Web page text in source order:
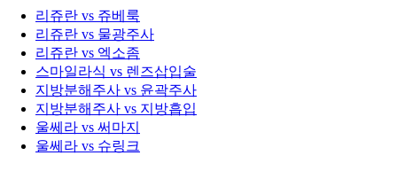
리쥬란 vs 쥬베룩
리쥬란 vs 물광주사
리쥬란 vs 엑소좀
스마일라식 vs 렌즈삽입술
지방분해주사 vs 윤곽주사
지방분해주사 vs 지방흡입
울쎄라 vs 써마지
울쎄라 vs 슈링크